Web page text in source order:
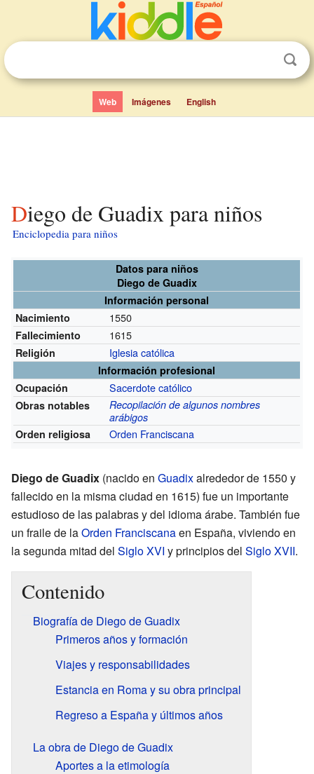
Web Imágenes English
Diego de Guadix para niños
Enciclopedia para niños
Datos para niños
Diego de Guadix
Información personal
Nacimiento
1550
Fallecimiento 1615
Religión Iglesia católica
Información profesional
Ocupación
Sacerdote católico
Obras notables
Recopilación de algunos nombres
arábigos
Orden religiosa
Orden Franciscana
Diego de Guadix (nacido en Guadixalrededor de 1550 y
fallecido en la misma ciudad en 1615) fue un importante
estudioso de las palabras y del idioma árabe. También fue
un fraile de laOrden Franciscanaen España, viviendo en
la segunda mitad del Siglo XVI y principios del Siglo XVII.
Contenido
Biografía de Diego de Guadix
Primeros años y formación
Viajes y responsabilidades
Estancia en Roma y su obra principal
Regreso a España y últimos años
La obra de Diego de Guadix
Aportes a la etimología